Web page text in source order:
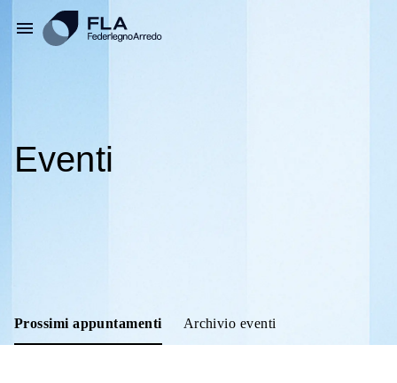
Eventi
Prossimi appuntamenti Archivio eventi